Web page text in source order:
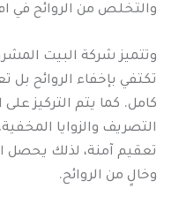
والتخلص من الروائح في
وتتميز شركة البيت
تكتفي بإخفاء الروائح
كامل. كما يتم التركيز
التصريف والزوايا
تعقيم آمنة، لذلك
وخالٍ من الروائح.